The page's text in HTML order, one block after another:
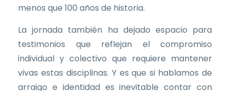
menos que 100 años de historia.
La jornada también ha dejado espacio para
testimonios que reflejan el compromiso
individual y colectivo que requiere mantener
vivas estas disciplinas. Y es que si hablamos de
arraigo e identidad es inevitable contar con